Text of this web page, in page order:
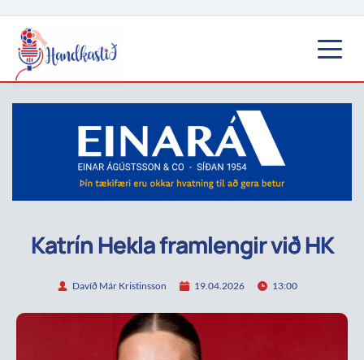
Katrín Hekla framlengir við HK
Davíð Már Kristinsson 19.04.2026 13:00